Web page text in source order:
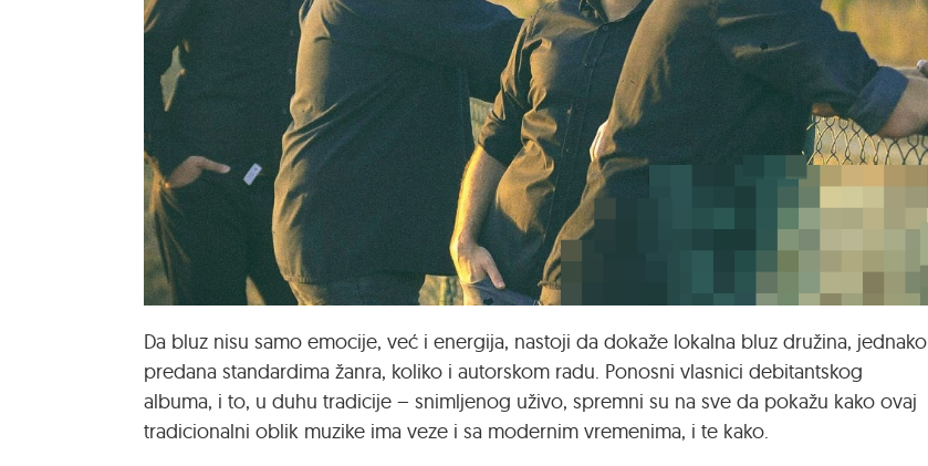
Da bluz nisu samo emocije, već i energija, nastoji da dokaže lokalna bluz družina, jednako
predana standardima žanra, koliko i autorskom radu. Ponosni vlasnici debitantskog
albuma, i to, u duhu tradicije – snimljenog uživo, spremni su na sve da pokažu kako ovaj
tradicionalni oblik muzike ima veze i sa modernim vremenima, i te kako.